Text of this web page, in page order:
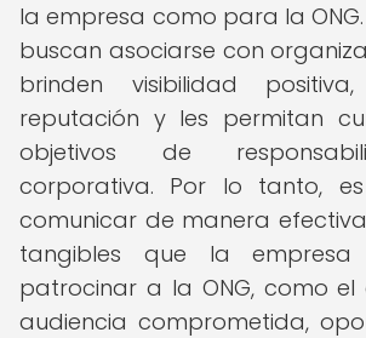
la empresa como para la
buscan asociarse con
brinden visibilidad
reputación y les permitan
objetivos de
corporativa. Por lo tanto,
comunicar de manera
tangibles que la
patrocinar a la ONG, como
audiencia comprometida,